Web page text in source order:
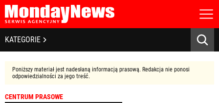
STRONA GŁÓWNA
O NAS
POLITYKA PRYWATNOŚCI
LICENCJA
KONTAKT
KATEGORIE
BIZNES I GOSPODARKA
Poniższy materiał jest nadesłaną informacją prasową. Redakcja nie ponosi
odpowiedzialności za jego treść.
CENTRUM PRASOWE